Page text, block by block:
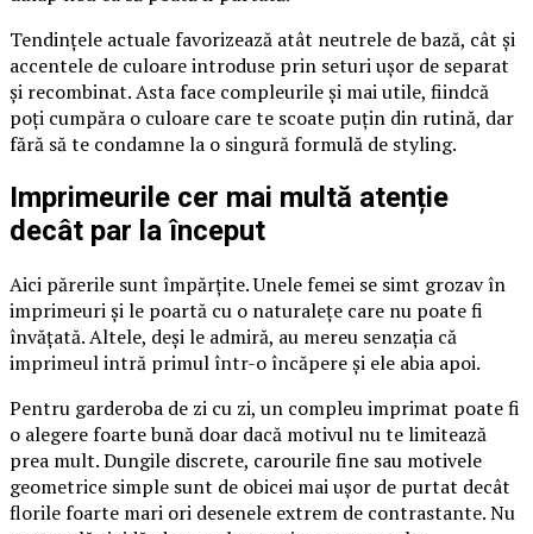
Tendințele actuale favorizează atât neutrele de bază, cât și
accentele de culoare introduse prin seturi ușor de separat
și recombinat. Asta face compleurile și mai utile, fiindcă
poți cumpăra o culoare care te scoate puțin din rutină, dar
fără să te condamne la o singură formulă de styling.
Imprimeurile cer mai multă atenție
decât par la început
Aici părerile sunt împărțite. Unele femei se simt grozav în
imprimeuri și le poartă cu o naturalețe care nu poate fi
învățată. Altele, deși le admiră, au mereu senzația că
imprimeul intră primul într-o încăpere și ele abia apoi.
Pentru garderoba de zi cu zi, un compleu imprimat poate fi
o alegere foarte bună doar dacă motivul nu te limitează
prea mult. Dungile discrete, carourile fine sau motivele
geometrice simple sunt de obicei mai ușor de purtat decât
florile foarte mari ori desenele extrem de contrastante. Nu